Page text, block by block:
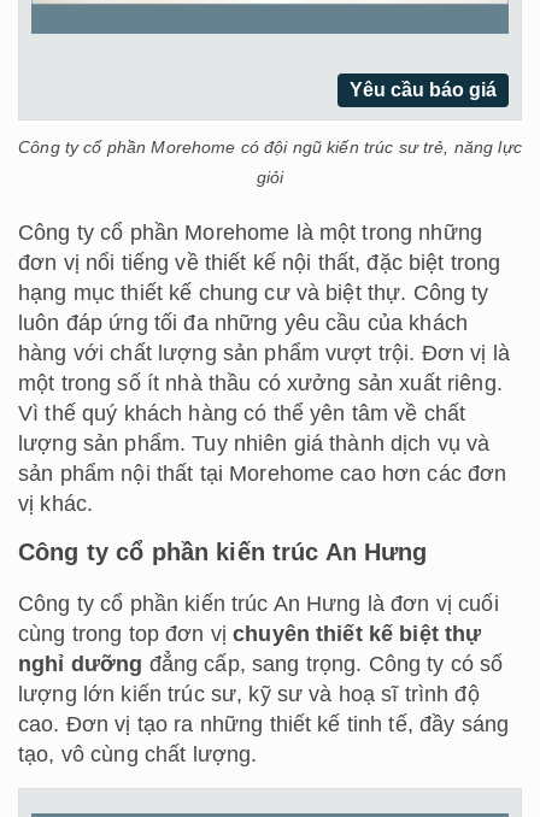
Yêu cầu báo giá
Công ty cổ phần Morehome có đội ngũ kiến trúc sư trẻ, năng lực
giỏi
Công ty cổ phần Morehome là một trong những
đơn vị nổi tiếng về thiết kế nội thất, đặc biệt trong
hạng mục thiết kế chung cư và biệt thự. Công ty
luôn đáp ứng tối đa những yêu cầu của khách
hàng với chất lượng sản phẩm vượt trội. Đơn vị là
một trong số ít nhà thầu có xưởng sản xuất riêng.
Vì thế quý khách hàng có thể yên tâm về chất
lượng sản phẩm. Tuy nhiên giá thành dịch vụ và
sản phẩm nội thất tại Morehome cao hơn các đơn
vị khác.
Công ty cổ phần kiến trúc An Hưng
Công ty cổ phần kiến trúc An Hưng là đơn vị cuối
cùng trong top đơn vịchuyên thiết kế biệt thự
nghỉ dưỡng đẳng cấp, sang trọng. Công ty có số
lượng lớn kiến trúc sư, kỹ sư và hoạ sĩ trình độ
cao. Đơn vị tạo ra những thiết kế tinh tế, đầy sáng
tạo, vô cùng chất lượng.